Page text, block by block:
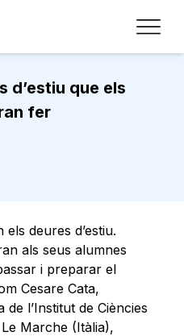
d’estiu que els
fer
deures d’estiu.
als seus alumnes
i preparar el
Cesare Cata,
l’Institut de Ciències
Marche (Itàlia),